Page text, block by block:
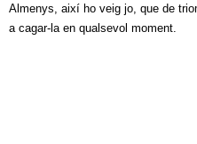
Almenys, així ho veig jo, que de
a cagar-la en qualsevol moment.